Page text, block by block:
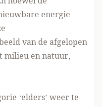
energie
van de afgelopen
milieu en natuur,
‘elders’ weer te